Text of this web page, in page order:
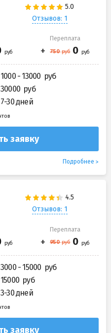
Отзывов: 1
Переплата
1000 - 13000
30000
7-30 дней
заявку
Подробнее
Отзывов: 1
Переплата
3000 - 15000
15000
3-30 дней
заявку